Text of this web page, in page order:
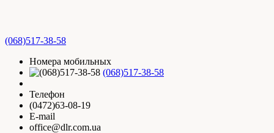
(068)517-38-58
Номера мобильных
(068)517-38-58
Телефон
(0472)63-08-19
E-mail
office@dlr.com.ua